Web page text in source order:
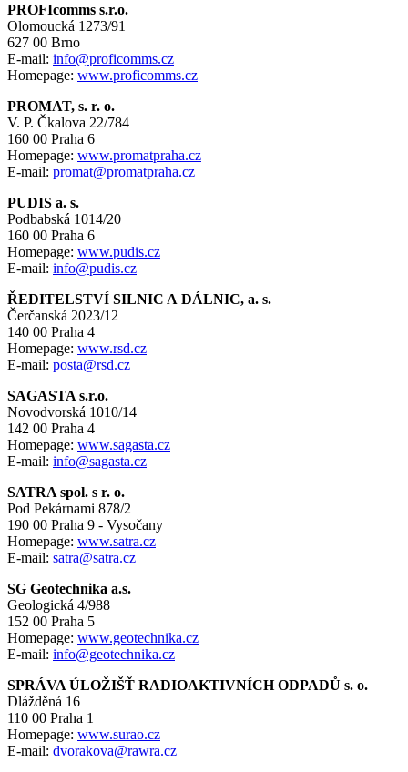
PROFIcomms s.r.o.
Olomoucká 1273/91
627 00 Brno
E-mail: info@proficomms.cz
Homepage: www.proficomms.cz
PROMAT, s. r. o.
V. P. Čkalova 22/784
160 00 Praha 6
Homepage: www.promatpraha.cz
E-mail: promat@promatpraha.cz
PUDIS a. s.
Podbabská 1014/20
160 00 Praha 6
Homepage: www.pudis.cz
E-mail: info@pudis.cz
ŘEDITELSTVÍ SILNIC A DÁLNIC, a. s.
Čerčanská 2023/12
140 00 Praha 4
Homepage: www.rsd.cz
E-mail: posta@rsd.cz
SAGASTA s.r.o.
Novodvorská 1010/14
142 00 Praha 4
Homepage: www.sagasta.cz
E-mail: info@sagasta.cz
SATRA spol. s r. o.
Pod Pekárnami 878/2
190 00 Praha 9 - Vysočany
Homepage: www.satra.cz
E-mail: satra@satra.cz
SG Geotechnika a.s.
Geologická 4/988
152 00 Praha 5
Homepage: www.geotechnika.cz
E-mail: info@geotechnika.cz
SPRÁVA ÚLOŽIŠŤ RADIOAKTIVNÍCH ODPADŮ s. o.
Dlážděná 16
110 00 Praha 1
Homepage: www.surao.cz
E-mail: dvorakova@rawra.cz